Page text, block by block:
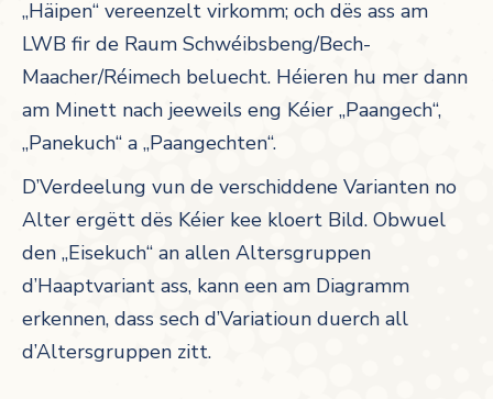
„Häipen“ vereenzelt virkomm; och dës ass am
LWB fir de Raum Schwéibsbeng/Bech-
Maacher/Réimech beluecht. Héieren hu mer dann
am Minett nach jeeweils eng Kéier „Paangech“,
„Panekuch“ a „Paangechten“.
D’Verdeelung vun de verschiddene Varianten no
Alter ergëtt dës Kéier kee kloert Bild. Obwuel
den „Eisekuch“ an allen Altersgruppen
d’Haaptvariant ass, kann een am Diagramm
erkennen, dass sech d’Variatioun duerch all
d’Altersgruppen zitt.